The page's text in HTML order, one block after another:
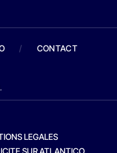
/ CONTACT
LEGALES
SUR ATLANTICO